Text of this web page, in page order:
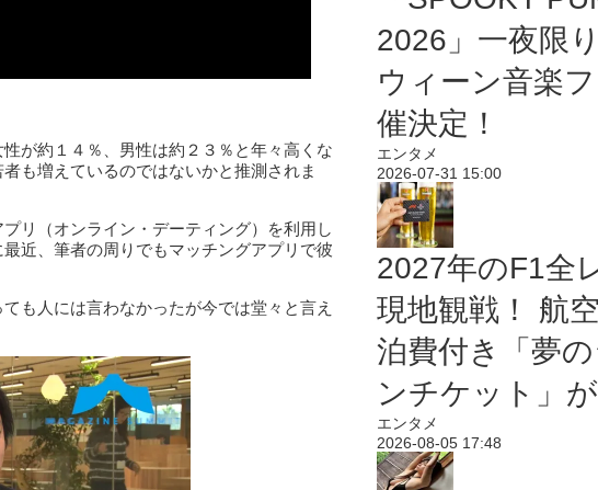
が約１４％、男性は約２３％と年々高くな
も増えているのではないかと推測されま
リ（オンライン・デーティング）を利用し
近、筆者の周りでもマッチングアプリで彼
も人には言わなかったが今では堂々と言え
2026」一夜限
ウィーン音楽
催決定！
エンタメ
2026-07-31 15:00
2027年のF1全
現地観戦！ 航
泊費付き「夢
ンチケット」
エンタメ
2026-08-05 17:48